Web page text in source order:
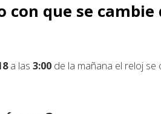
con que se
a las 3:00 de la mañana el reloj se